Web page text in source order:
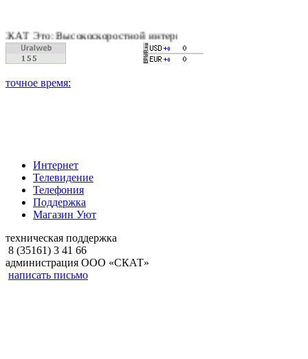
интернет, качественное цифровое и
Интернет
Телевидение
Телефония
Поддержка
Магазин Уют
техническая поддержка
8 (35161) 3 41 66
администрация ООО «СКАТ»
написать письмо